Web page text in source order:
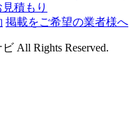
積もり
掲載をご希望の業者様へ
All Rights Reserved.